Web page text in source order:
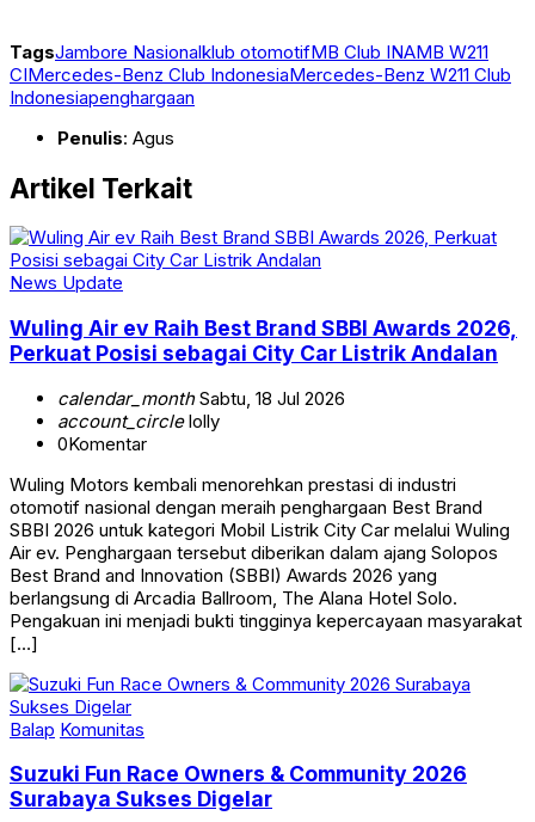
TagsJambore Nasionalklub otomotifMB Club INAMB W211
CIMercedes-Benz Club IndonesiaMercedes-Benz W211 Club
Indonesiapenghargaan
Penulis: Agus
Artikel Terkait
News Update
Wuling Air ev Raih Best Brand SBBI Awards 2026,
Perkuat Posisi sebagai City Car Listrik Andalan
calendar_monthSabtu, 18 Jul 2026
account_circlelolly
0Komentar
Wuling Motors kembali menorehkan prestasi di industri
otomotif nasional dengan meraih penghargaan Best Brand
SBBI 2026 untuk kategori Mobil Listrik City Car melalui Wuling
Air ev. Penghargaan tersebut diberikan dalam ajang Solopos
Best Brand and Innovation (SBBI) Awards 2026 yang
berlangsung di Arcadia Ballroom, The Alana Hotel Solo.
Pengakuan ini menjadi bukti tingginya kepercayaan masyarakat
[…]
Balap Komunitas
Suzuki Fun Race Owners & Community 2026
Surabaya Sukses Digelar